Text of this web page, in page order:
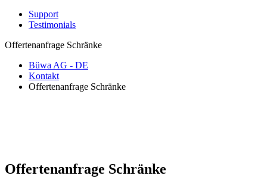
Support
Testimonials
Offertenanfrage Schränke
Büwa AG - DE
Kontakt
Offertenanfrage Schränke
Offertenanfrage Schränke